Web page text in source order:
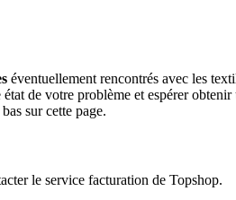
éventuellement rencontrés avec les
de votre problème et espérer
sur cette page.
le service facturation de Topshop.